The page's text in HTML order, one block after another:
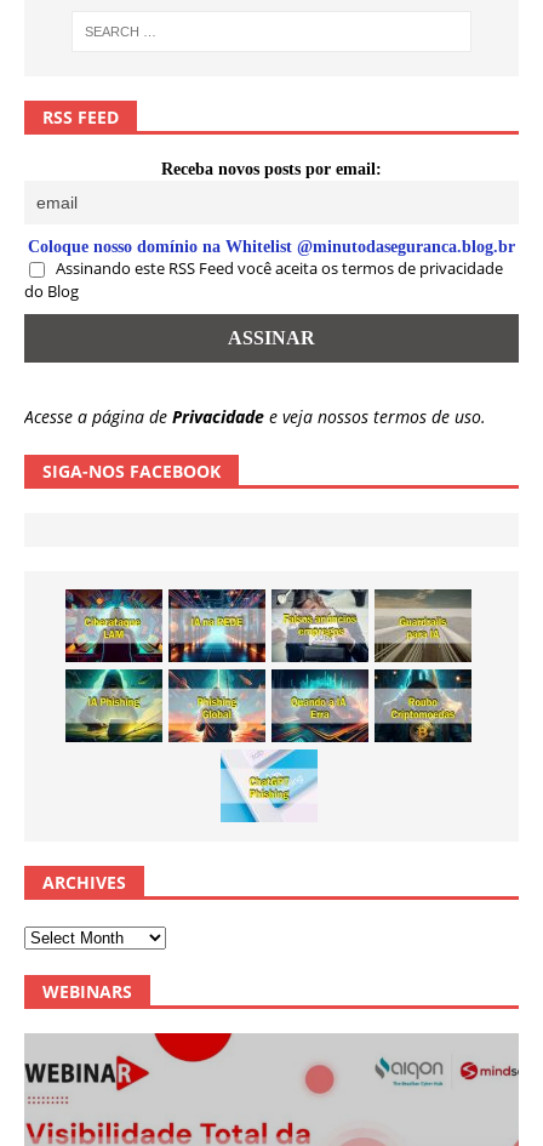
RSS FEED
Receba novos posts por email:
Coloque nosso domínio na Whitelist @minutodaseguranca.blog.br
Assinando este RSS Feed você aceita os termos de privacidade
do Blog
Acesse a página de Privacidade e veja nossos termos de uso.
SIGA-NOS FACEBOOK
ARCHIVES
WEBINARS